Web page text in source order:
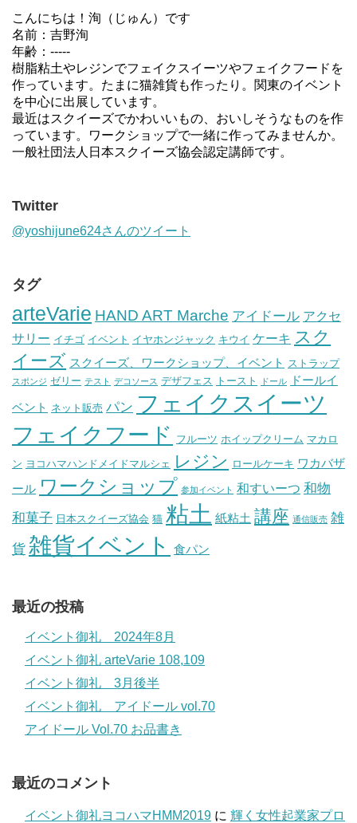
こんにちは！洵（じゅん）です
名前：吉野洵
年齢：-----
樹脂粘土やレジンでフェイクスイーツやフェイクフードを
作っています。たまに猫雑貨も作ったり。関東のイベント
を中心に出展しています。
最近はスクイーズでかわいいもの、おいしそうなものを作
っています。ワークショップで一緒に作ってみませんか。
一般社団法人日本スクイーズ協会認定講師です。
Twitter
@yoshijune624さんのツイート
タグ
arteVarie HAND ART Marche アイドール アクセ
サリー イチゴ イベント イヤホンジャック キウイ ケーキ スク
イーズ スクイーズ、ワークショップ、イベント ストラップ
スポンジ ゼリー テスト デコソース デザフェス トースト ドール ドールイ
ベント ネット販売 パン フェイクスイーツ
フェイクフード フルーツ ホイップクリーム マカロ
ン ヨコハマハンドメイドマルシェ レジン ロールケーキ ワカバザ
ール ワークショップ 参加イベント 和すいーつ 和物
和菓子 日本スクイーズ協会 猫 粘土 紙粘土 講座 通信販売 雑
貨 雑貨イベント 食パン
最近の投稿
イベント御礼 2024年8月
イベント御礼 arteVarie 108,109
イベント御礼 3月後半
イベント御礼 アイドール vol.70
アイドール Vol.70 お品書き
最近のコメント
イベント御礼ヨコハマHMM2019 に 輝く女性起業家プロ